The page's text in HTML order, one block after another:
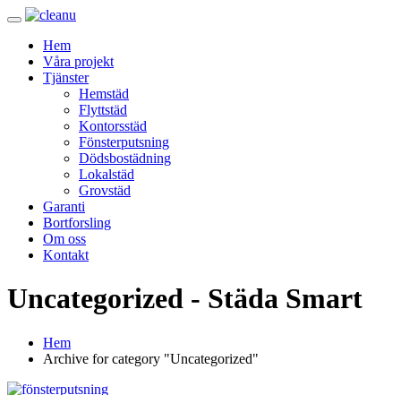
Hem
Våra projekt
Tjänster
Hemstäd
Flyttstäd
Kontorsstäd
Fönsterputsning
Dödsbostädning
Lokalstäd
Grovstäd
Garanti
Bortforsling
Om oss
Kontakt
Uncategorized - Städa Smart
Hem
Archive for category "Uncategorized"